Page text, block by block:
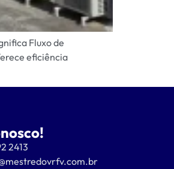
Fluxo de
eficiência
2413